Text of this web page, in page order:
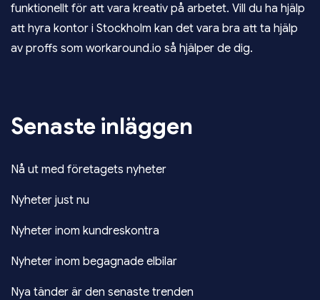
funktionellt för att vara kreativ på arbetet. Vill du ha hjälp
att hyra kontor i Stockholm kan det vara bra att ta hjälp
av proffs som workaround.io så hjälper de dig.
Senaste inläggen
Nå ut med företagets nyheter
Nyheter just nu
Nyheter inom kundreskontra
Nyheter inom begagnade elbilar
Nya tänder är den senaste trenden